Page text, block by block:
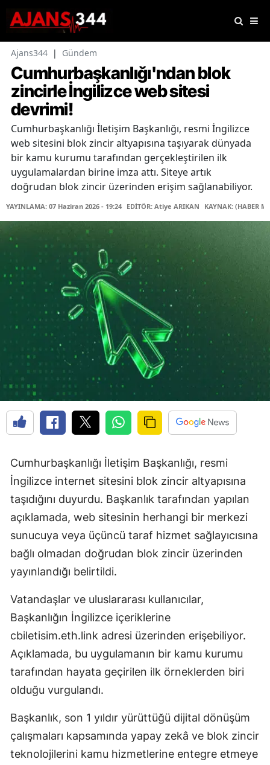
Ajans344 | Gündem
Cumhurbaşkanlığı'ndan blok
zincirle İngilizce web sitesi
devrimi!
Cumhurbaşkanlığı İletişim Başkanlığı, resmi İngilizce
web sitesini blok zincir altyapısına taşıyarak dünyada
bir kamu kurumu tarafından gerçekleştirilen ilk
uygulamalardan birine imza attı. Siteye artık
doğrudan blok zincir üzerinden erişim sağlanabiliyor.
YAYINLAMA: 07 Haziran 2026 - 19:24 EDİTÖR: Atiye ARIKAN KAYNAK: (HABER
Cumhurbaşkanlığı İletişim Başkanlığı, resmi
İngilizce internet sitesini blok zincir altyapısına
taşıdığını duyurdu. Başkanlık tarafından yapılan
açıklamada, web sitesinin herhangi bir merkezi
sunucuya veya üçüncü taraf hizmet sağlayıcısına
bağlı olmadan doğrudan blok zincir üzerinden
yayınlandığı belirtildi.
Vatandaşlar ve uluslararası kullanıcılar,
Başkanlığın İngilizce içeriklerine
cbiletisim.eth.link adresi üzerinden erişebiliyor.
Açıklamada, bu uygulamanın bir kamu kurumu
tarafından hayata geçirilen ilk örneklerden biri
olduğu vurgulandı.
Başkanlık, son 1 yıldır yürüttüğü dijital dönüşüm
çalışmaları kapsamında yapay zekâ ve blok zincir
teknolojilerini kamu hizmetlerine entegre etmeye